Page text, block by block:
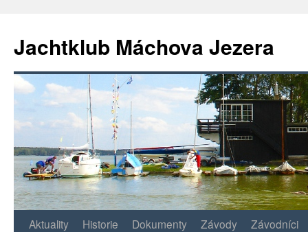
Jachtklub Máchova Jezera
Přejít
Aktuality Historie Dokumenty Závody Závodníci